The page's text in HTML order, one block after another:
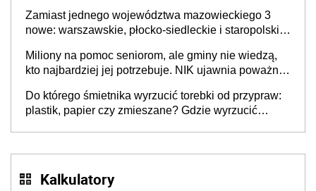
Zamiast jednego województwa mazowieckiego 3
nowe: warszawskie, płocko-siedleckie i staropolskie.
stołecznych
Miliony na pomoc seniorom, ale gminy nie wiedzą,
kto najbardziej jej potrzebuje. NIK ujawnia poważną
Do którego śmietnika wyrzucić torebki od przypraw:
plastik, papier czy zmieszane? Gdzie wyrzucić
Kalkulatory